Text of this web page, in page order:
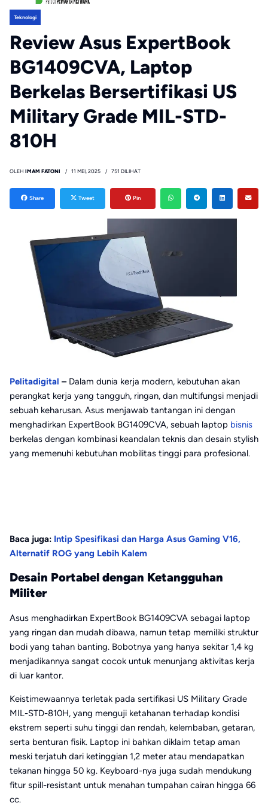
Teknologi
Review Asus ExpertBook
BG1409CVA, Laptop
Berkelas Bersertifikasi US
Military Grade MIL-STD-
810H
OLEH IMAM FATONI 11 MEI, 2025 751 DILIHAT
Share Tweet Pin
Pelitadigital – Dalam dunia kerja modern, kebutuhan akan
perangkat kerja yang tangguh, ringan, dan multifungsi menjadi
sebuah keharusan. Asus menjawab tantangan ini dengan
menghadirkan ExpertBook BG1409CVA, sebuah laptop bisnis
berkelas dengan kombinasi keandalan teknis dan desain stylish
yang memenuhi kebutuhan mobilitas tinggi para profesional.
Baca juga: Intip Spesifikasi dan Harga Asus Gaming V16,
Alternatif ROG yang Lebih Kalem
Desain Portabel dengan Ketangguhan
Militer
Asus menghadirkan ExpertBook BG1409CVA sebagai laptop
yang ringan dan mudah dibawa, namun tetap memiliki struktur
bodi yang tahan banting. Bobotnya yang hanya sekitar 1,4 kg
menjadikannya sangat cocok untuk menunjang aktivitas kerja
di luar kantor.
Keistimewaannya terletak pada sertifikasi US Military Grade
MIL-STD-810H, yang menguji ketahanan terhadap kondisi
ekstrem seperti suhu tinggi dan rendah, kelembaban, getaran,
serta benturan fisik. Laptop ini bahkan diklaim tetap aman
meski terjatuh dari ketinggian 1,2 meter atau mendapatkan
tekanan hingga 50 kg. Keyboard-nya juga sudah mendukung
fitur spill-resistant untuk menahan tumpahan cairan hingga 66
cc.